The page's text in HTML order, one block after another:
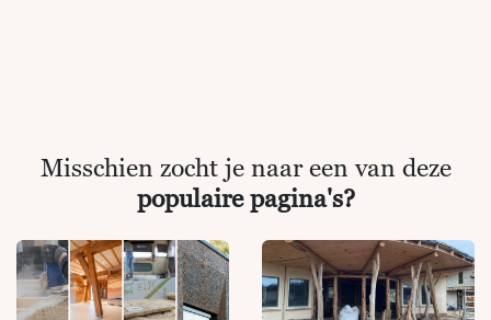
Misschien zocht je naar een van deze
populaire pagina's?